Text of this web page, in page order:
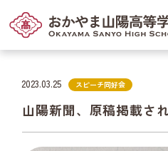
2023.03.25 スピーチ同好会
山陽新聞、原稿掲載さ